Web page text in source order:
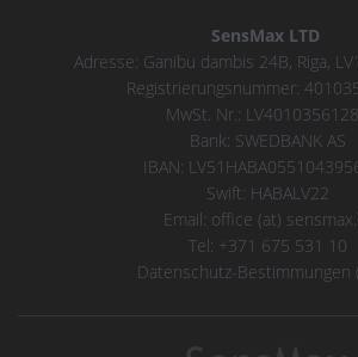
SensMax LTD
Adresse: Ganibu dambis 24B, Riga,
Registrierungsnummer:
MwSt. Nr.:
Bank: SWEDBANK AS
IBAN:
Swift: HABALV22
Email: office (at)
Tel: +371 675 531 10
Datenschutz-Bestimmungen